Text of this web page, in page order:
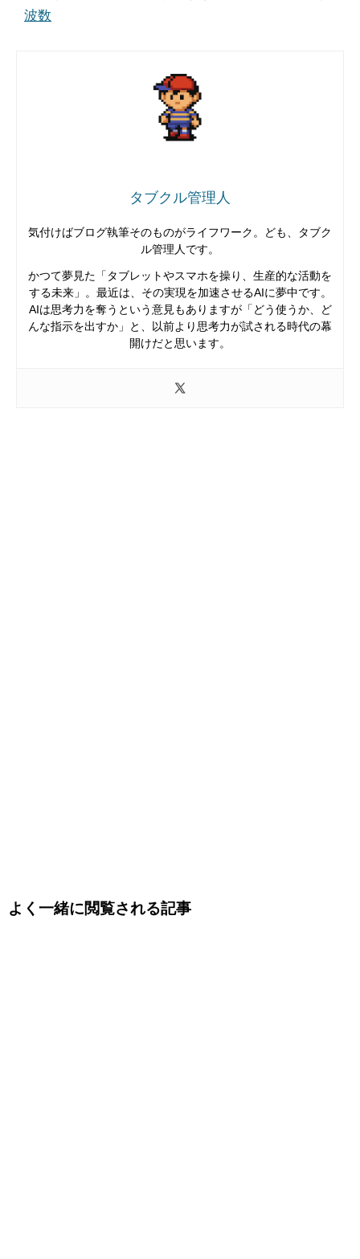
波数
タブクル管理人
気付けばブログ執筆そのものがライフワーク。ども、タブク
ル管理人です。
かつて夢見た「タブレットやスマホを操り、生産的な活動を
する未来」。最近は、その実現を加速させるAIに夢中です。
AIは思考力を奪うという意見もありますが「どう使うか、ど
んな指示を出すか」と、以前より思考力が試される時代の幕
開けだと思います。
よく一緒に閲覧される記事